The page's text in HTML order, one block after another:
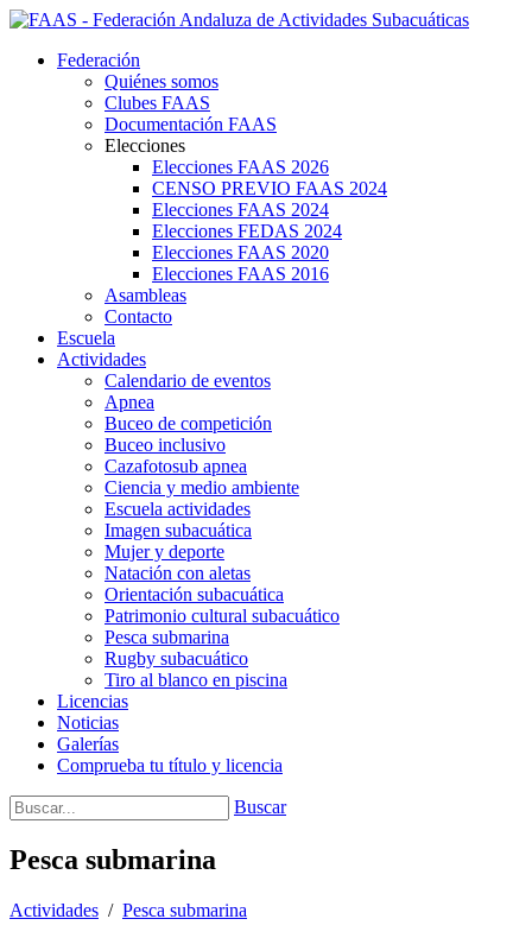
Federación
Quiénes somos
Clubes FAAS
Documentación FAAS
Elecciones
Elecciones FAAS 2026
CENSO PREVIO FAAS 2024
Elecciones FAAS 2024
Elecciones FEDAS 2024
Elecciones FAAS 2020
Elecciones FAAS 2016
Asambleas
Contacto
Escuela
Actividades
Calendario de eventos
Apnea
Buceo de competición
Buceo inclusivo
Cazafotosub apnea
Ciencia y medio ambiente
Escuela actividades
Imagen subacuática
Mujer y deporte
Natación con aletas
Orientación subacuática
Patrimonio cultural subacuático
Pesca submarina
Rugby subacuático
Tiro al blanco en piscina
Licencias
Noticias
Galerías
Comprueba tu título y licencia
Buscar
Pesca submarina
Actividades / Pesca submarina